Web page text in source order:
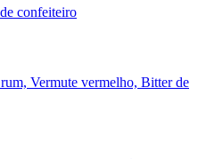
confeiteiro
Vermute vermelho, Bitter de